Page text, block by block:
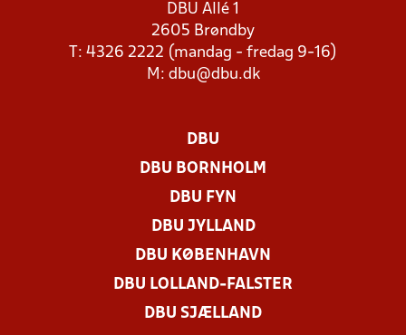
DBU Allé 1
2605 Brøndby
T: 4326 2222 (mandag - fredag 9-16)
M: dbu@dbu.dk
DBU
DBU BORNHOLM
DBU FYN
DBU JYLLAND
DBU KØBENHAVN
DBU LOLLAND-FALSTER
DBU SJÆLLAND